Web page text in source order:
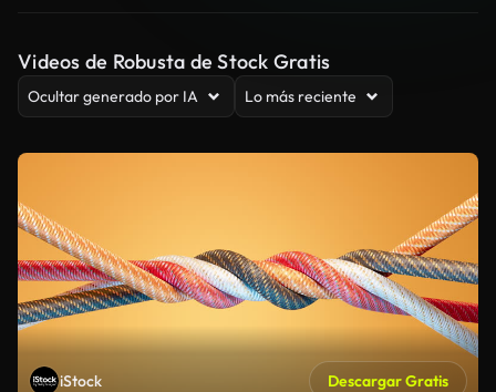
Videos de Robusta de Stock Gratis
Ocultar generado por IA Lo más reciente
iStock Descargar Gratis